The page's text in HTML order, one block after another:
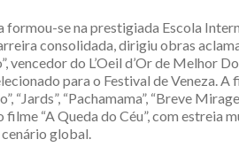
formou-se na prestigiada Escola
consolidada, dirigiu obras
vencedor do L’Oeil d’Or de Melhor
para o Festival de Veneza.
“Jards”, “Pachamama”, “Breve
“A Queda do Céu”, com estreia
global.